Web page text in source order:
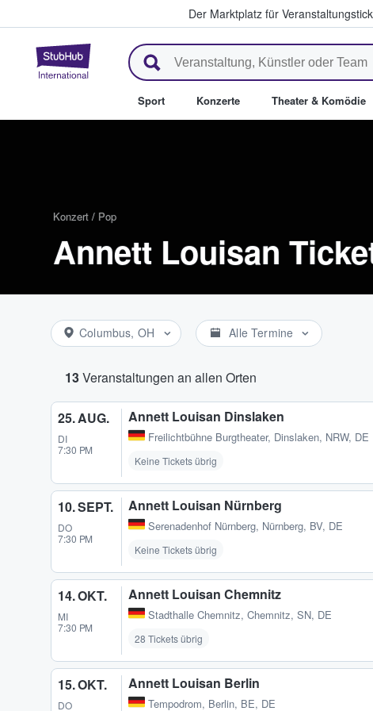
Der Marktplatz für
StubHub - Wo Fans Tickets
Sport Konzerte Theater & Komödie
Konzert / Pop
Annett Louisan
Columbus, OH Alle Termine
13Veranstaltungen an allen Orten
25. AUG.
DI
7:30 PM
Annett Louisan Dinslaken
Freilichtbühne Burgtheater, Dinslaken, NRW, DE
Keine Tickets übrig
10. SEPT.
DO
7:30 PM
Annett Louisan Nürnberg
Serenadenhof Nürnberg, Nürnberg, BV, DE
Keine Tickets übrig
14. OKT.
MI
7:30 PM
Annett Louisan Chemnitz
Stadthalle Chemnitz, Chemnitz, SN, DE
28 Tickets übrig
15. OKT.
DO
Annett Louisan Berlin
Tempodrom, Berlin, BE, DE